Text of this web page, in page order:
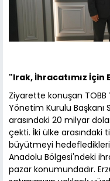
"Irak, İhracatımız İçin
Ziyarette konuşan TOBB
Yönetim Kurulu Başkanı
arasındaki 20 milyar
çekti. İki ülke
büyütmeyi
Anadolu Bölgesi'ndeki
pazar konumundadır.